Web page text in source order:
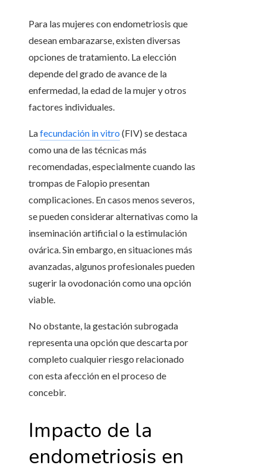
Para las mujeres con endometriosis que
desean embarazarse, existen diversas
opciones de tratamiento. La elección
depende del grado de avance de la
enfermedad, la edad de la mujer y otros
factores individuales.
Lafecundación in vitro (FIV) se destaca
como una de las técnicas más
recomendadas, especialmente cuando las
trompas de Falopio presentan
complicaciones. En casos menos severos,
se pueden considerar alternativas como la
inseminación artificial o la estimulación
ovárica. Sin embargo, en situaciones más
avanzadas, algunos profesionales pueden
sugerir la ovodonación como una opción
viable.
No obstante, la gestación subrogada
representa una opción que descarta por
completo cualquier riesgo relacionado
con esta afección en el proceso de
concebir.
Impacto de la
endometriosis en